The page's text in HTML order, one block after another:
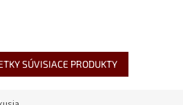
SÚVISIACE PRODUKTY